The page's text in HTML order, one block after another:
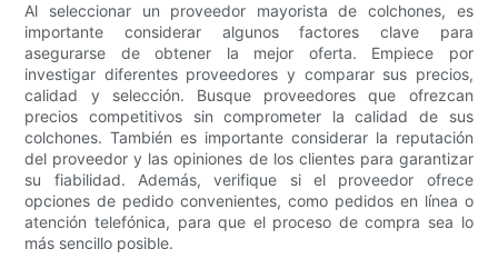
Al seleccionar un proveedor mayorista de colchones, es
importante considerar algunos factores clave para
asegurarse de obtener la mejor oferta. Empiece por
investigar diferentes proveedores y comparar sus precios,
calidad y selección. Busque proveedores que ofrezcan
precios competitivos sin comprometer la calidad de sus
colchones. También es importante considerar la reputación
del proveedor y las opiniones de los clientes para garantizar
su fiabilidad. Además, verifique si el proveedor ofrece
opciones de pedido convenientes, como pedidos en línea o
atención telefónica, para que el proceso de compra sea lo
más sencillo posible.